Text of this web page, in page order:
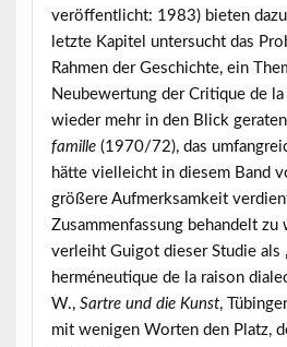
veröffentlicht: 1983) bieten
letzte Kapitel untersucht das
Rahmen der Geschichte, ein
Neubewertung der Critique de
wieder mehr in den Blick
famille(1970/72), das
hätte vielleicht in diesem Band
größere Aufmerksamkeit
Zusammenfassung behandelt zu
verleiht Guigot dieser Studie als
herméneutique de la raison
W., Sartre und die Kunst,
mit wenigen Worten den Platz,